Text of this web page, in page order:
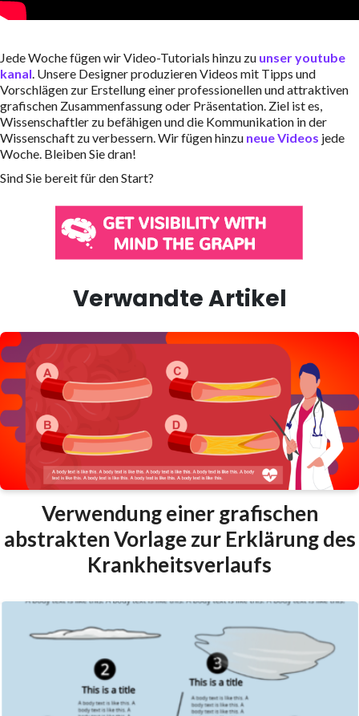
Jede Woche fügen wir Video-Tutorials hinzu zu unser youtube
kanal . Unsere Designer produzieren Videos mit Tipps und
Vorschlägen zur Erstellung einer professionellen und attraktiven
grafischen Zusammenfassung oder Präsentation. Ziel ist es,
Wissenschaftler zu befähigen und die Kommunikation in der
Wissenschaft zu verbessern. Wir fügen hinzu neue Videos jede
Woche. Bleiben Sie dran!
Sind Sie bereit für den Start?
Verwandte Artikel
Verwendung einer grafischen
abstrakten Vorlage zur Erklärung des
Krankheitsverlaufs